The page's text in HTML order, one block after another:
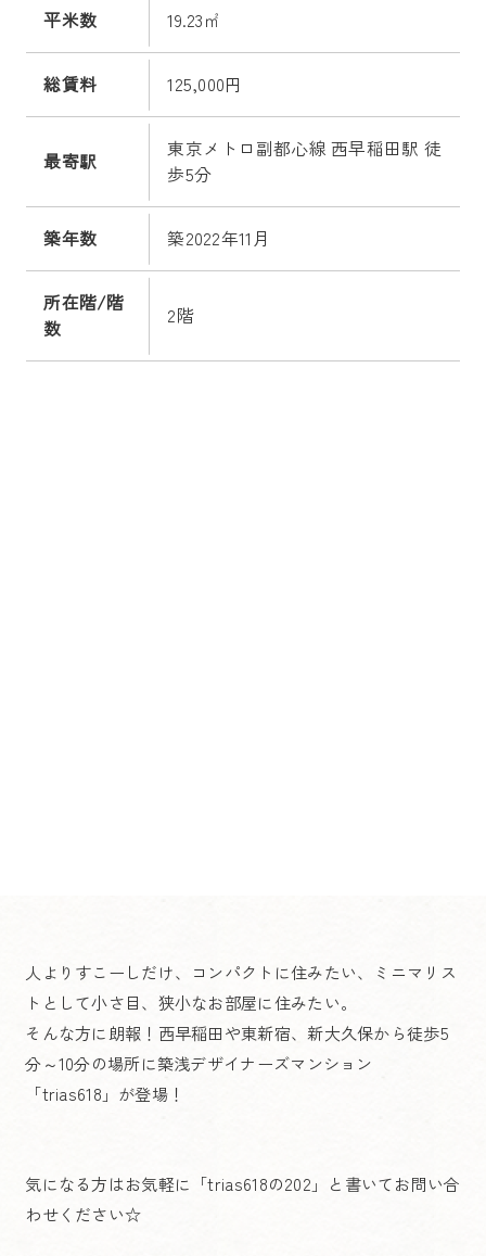
平米数 19.23㎡
総賃料 125,000円
最寄駅
東京メトロ副都心線 西早稲田駅 徒
歩5分
築年数 築2022年11月
所在階/階
数
2階
人よりすこーしだけ、コンパクトに住みたい、ミニマリス
トとして小さ目、狭小なお部屋に住みたい。
そんな方に朗報！西早稲田や東新宿、新大久保から徒歩5
分～10分の場所に築浅デザイナーズマンション
「trias618」が登場！
気になる方はお気軽に「trias618の202」と書いてお問い合
わせください☆